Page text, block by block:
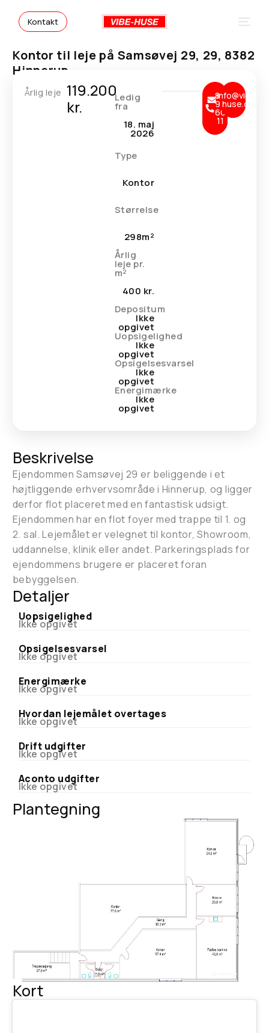
Kontakt
Kontor til leje på Samsøvej 29, 29, 8382
Hinnerup
Årlig leje 119.200
kr.
Ledig
fra
18. maj
2026
Type
Kontor
Størrelse
298m²
Årlig
leje pr.
m²
400 kr.
Depositum
Ikke
opgivet
Uopsigelighed
Ikke
opgivet
Opsigelsesvarsel
Ikke
opgivet
Energimærke
Ikke
opgivet
86
98
60
11
info@vibe-
huse.dk
Beskrivelse
​Ejendommen Samsøvej 29 er beliggende i et
højtliggende erhvervsområde i Hinnerup, og ligger
derfor flot placeret med en fantastisk udsigt.
Ejendommen har en flot foyer med trappe til 1. og
2. sal. Lejemålet er velegnet til kontor, Showroom,
uddannelse, klinik eller andet. Parkeringsplads for
ejendommens brugere er placeret foran
bebyggelsen.
Detaljer
Uopsigelighed
Ikke opgivet
Opsigelsesvarsel
Ikke opgivet
Energimærke
Ikke opgivet
Hvordan lejemålet overtages
Ikke opgivet
Drift udgifter
Ikke opgivet
Aconto udgifter
Ikke opgivet
Plantegning
Kort